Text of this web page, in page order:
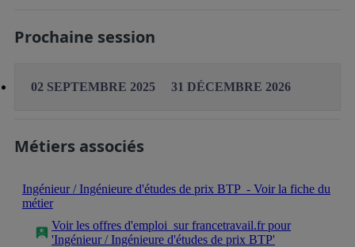
Prochaine session
02 SEPTEMBRE 2025 31 DÉCEMBRE 2026
Métiers associés
Ingénieur / Ingénieure d'études de prix BTP - Voir la fiche du
métier
Voir les offres d'emploi sur francetravail.fr pour
'Ingénieur / Ingénieure d'études de prix BTP'